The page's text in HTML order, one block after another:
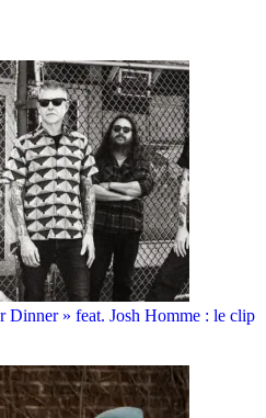
Dinner » feat. Josh Homme : le clip